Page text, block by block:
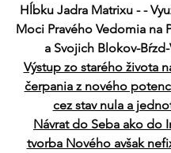
Hĺbku Jadra Matrixu - -
Moci Pravého Vedomia na
a Svojich Blokov-Bŕzd-
Výstup zo starého života
čerpania z nového
cez stav nula a
Návrat do Seba ako do
tvorba Nového avšak